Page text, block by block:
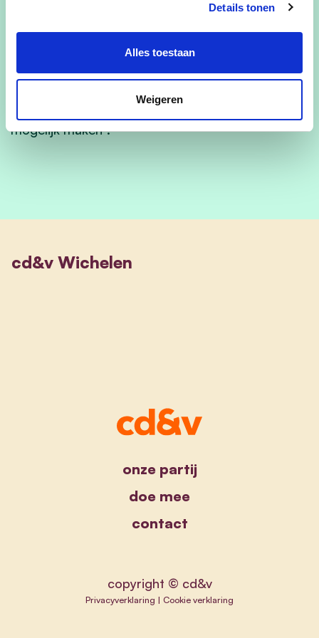
Details tonen
Alles toestaan
Weigeren
“Naast onderwijs en jeugdbeleid is
verkeersveiligheid een van mijn speerpunten. In
onze mooie gemeente aan de Schelde moeten
onze kinderen zich zorgeloos kunnen verplaatsen
Wij moeten hun weg naar morgen zo veilig
mogelijk maken”.
cd&v Wichelen
onze partij
doe mee
contact
copyright © cd&v
Privacyverklaring | Cookie verklaring